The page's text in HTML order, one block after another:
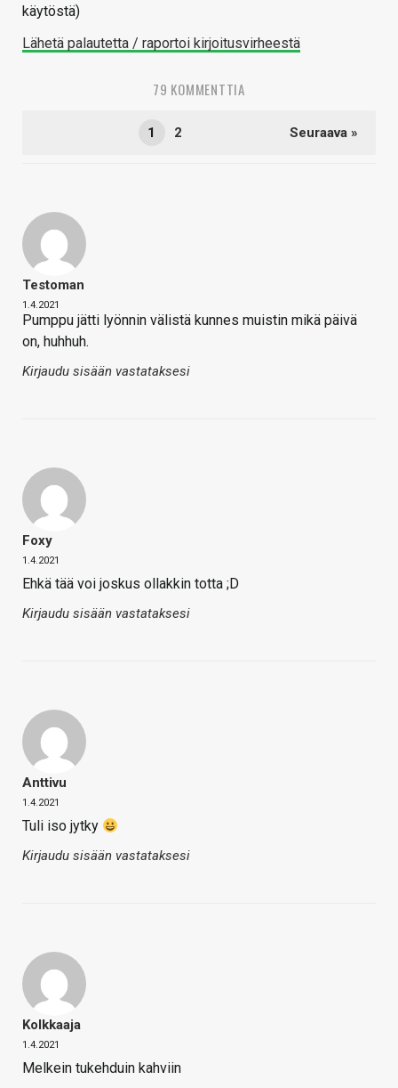
käytöstä)
Lähetä palautetta / raportoi kirjoitusvirheestä
79 KOMMENTTIA
1 2 Seuraava »
Testoman
1.4.2021
Pumppu jätti lyönnin välistä kunnes muistin mikä päivä
on, huhhuh.
Kirjaudu sisään vastataksesi
Foxy
1.4.2021
Ehkä tää voi joskus ollakkin totta ;D
Kirjaudu sisään vastataksesi
Anttivu
1.4.2021
Tuli iso jytky
Kirjaudu sisään vastataksesi
Kolkkaaja
1.4.2021
Melkein tukehduin kahviin